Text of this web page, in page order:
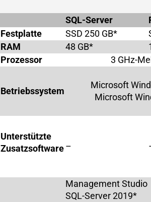
SQL-Server
Festplatte
SSD 250 GB*
RAM
48 GB*
Prozessor
3 GHz-
Betriebssystem
Microsoft
Microsoft
Unterstützte
Zusatzsoftware–
Management Studio
SQL-Server 2019*